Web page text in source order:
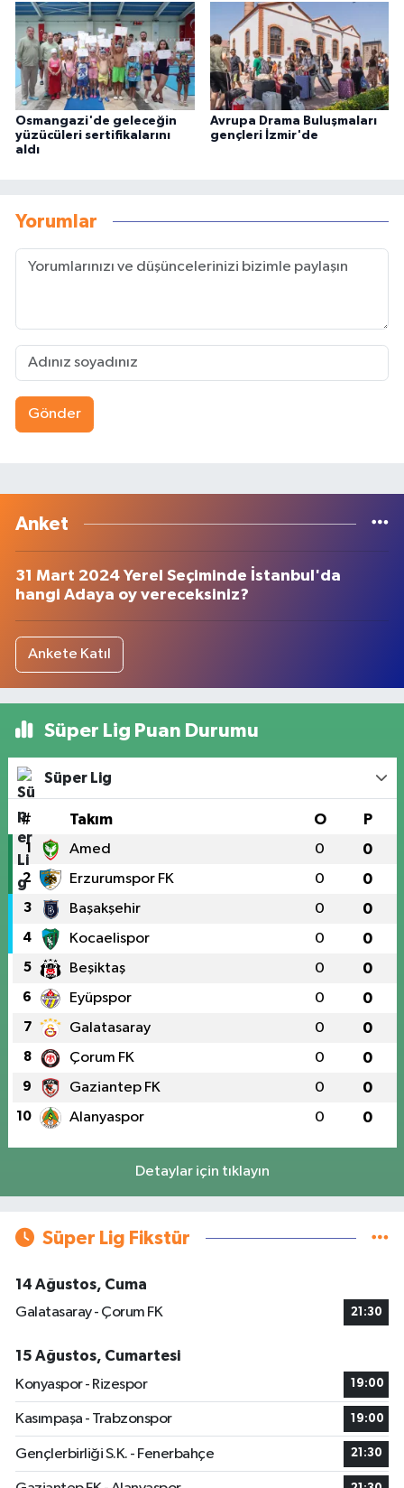
Osmangazi'de geleceğin
yüzücüleri sertifikalarını
aldı
Avrupa Drama Buluşmaları
gençleri İzmir'de
Yorumlar
Gönder
Anket
31 Mart 2024 Yerel Seçiminde İstanbul'da
hangi Adaya oy vereceksiniz?
Ankete Katıl
Süper Lig Puan Durumu
Süper Lig
# Takım O P
1 Amed 0 0
2 Erzurumspor FK 0 0
3 Başakşehir 0 0
4 Kocaelispor 0 0
5 Beşiktaş 0 0
6 Eyüpspor 0 0
7 Galatasaray 0 0
8 Çorum FK 0 0
9 Gaziantep FK 0 0
10 Alanyaspor 0 0
Detaylar için tıklayın
Süper Lig Fikstür
14 Ağustos, Cuma
Galatasaray - Çorum FK
21:30
15 Ağustos, Cumartesi
Konyaspor - Rizespor
19:00
Kasımpaşa - Trabzonspor 19:00
Gençlerbirliği S.K. - Fenerbahçe 21:30